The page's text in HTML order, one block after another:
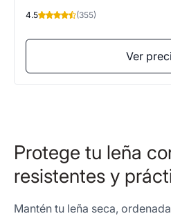
4.5 (355)
Ver
Protege tu leña
resistentes y
Mantén tu leña seca,